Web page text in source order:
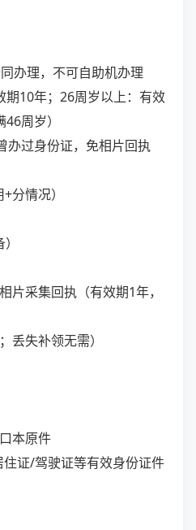
办理，不可自助机办理
期10年；26周岁以上：有效
周岁）
办过身份证，免相片回执
分情况）
片采集回执（有效期1年，
丢失补领无需）
本原件
证/驾驶证等有效身份证件